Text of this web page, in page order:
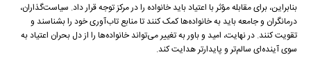
بنابراین، برای مقابله مؤثر با اعتیاد باید خانواده را در مرکز توجه قرار داد. سیاست‌گذاران،
درمانگران و جامعه باید به خانواده‌ها کمک کنند تا منابع تاب‌آوری خود را بشناسند و
تقویت کنند. در نهایت، امید و باور به تغییر می‌تواند خانواده‌ها را از دل بحران اعتیاد به
سوی آینده‌ای سالم‌تر و پایدارتر هدایت کند.